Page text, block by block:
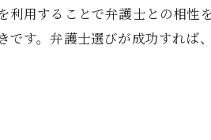
離婚後の生活設計の基本
弁護士が提供する具体
利用することで弁護士との相
です。弁護士選びが成功すれ